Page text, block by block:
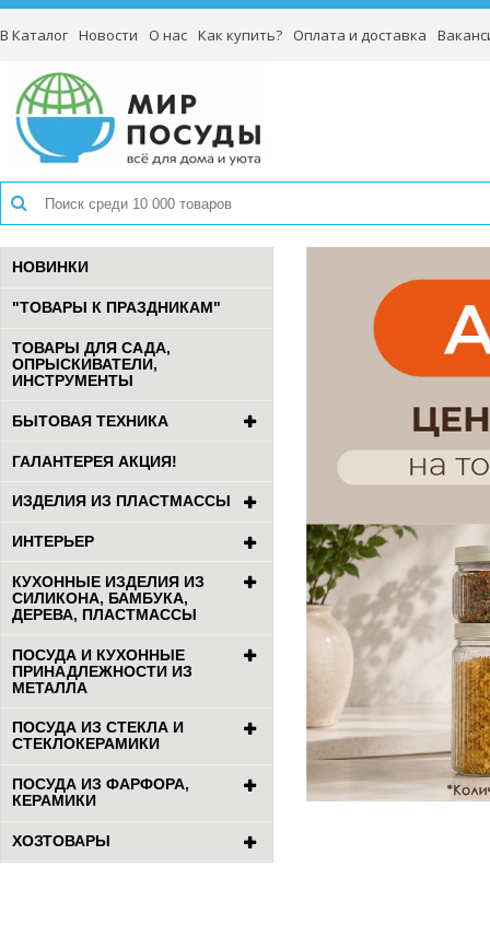
В Каталог Новости О нас Как купить? Оплата и доставка
НОВИНКИ
"ТОВАРЫ К ПРАЗДНИКАМ"
ТОВАРЫ ДЛЯ САДА,
ОПРЫСКИВАТЕЛИ,
ИНСТРУМЕНТЫ
БЫТОВАЯ ТЕХНИКА
ГАЛАНТЕРЕЯ АКЦИЯ!
ИЗДЕЛИЯ ИЗ ПЛАСТМАССЫ
ИНТЕРЬЕР
КУХОННЫЕ ИЗДЕЛИЯ ИЗ
СИЛИКОНА, БАМБУКА,
ДЕРЕВА, ПЛАСТМАССЫ
ПОСУДА И КУХОННЫЕ
ПРИНАДЛЕЖНОСТИ ИЗ
МЕТАЛЛА
ПОСУДА ИЗ СТЕКЛА И
СТЕКЛОКЕРАМИКИ
ПОСУДА ИЗ ФАРФОРА,
КЕРАМИКИ
ХОЗТОВАРЫ